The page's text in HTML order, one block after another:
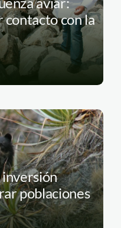
contacto con la
poblaciones